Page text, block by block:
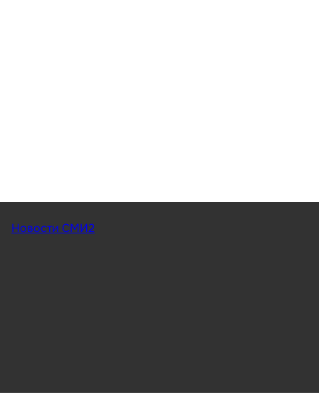
Новости СМИ2